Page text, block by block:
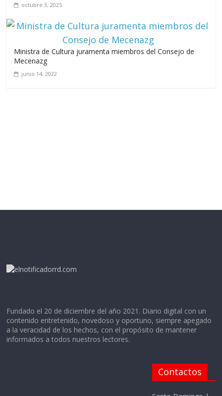
octubre 3, 2025
Ministra de Cultura juramenta miembros del Consejo de
Mecenazg
junio 14, 2022
Fundado el 20 de diciembre del año 2021. Diario digital con un
contenido entretenido, novedoso y oportuno, siempre apegado
a la veracidad de los hechos, con el propósito de mantener
informados a todos nuestros lectores.
Contactos